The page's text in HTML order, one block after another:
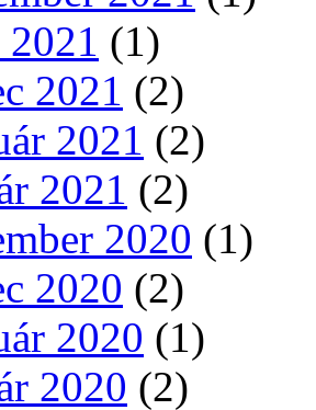
(1)
2021 (2)
2021 (2)
2021 (2)
2020 (1)
2020 (2)
2020 (1)
2020 (2)